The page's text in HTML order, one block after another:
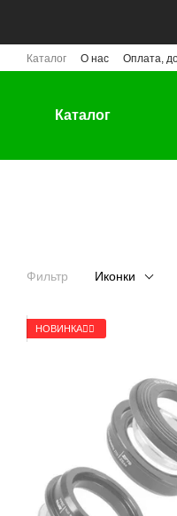
Каталог О нас Оплата,
Каталог
Фильтр Иконки
НОВИНКА🚴‍♂️